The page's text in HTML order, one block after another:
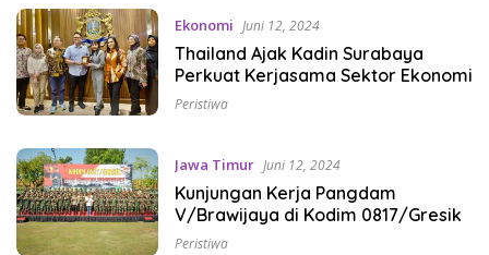
Ekonomi Juni 12, 2024
Thailand Ajak Kadin Surabaya
Perkuat Kerjasama Sektor Ekonomi
Peristiwa
Jawa Timur Juni 12, 2024
Kunjungan Kerja Pangdam
V/Brawijaya di Kodim 0817/Gresik
Peristiwa